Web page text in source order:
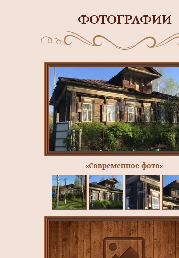
ФОТОГРАФИИ
«Современное фото»